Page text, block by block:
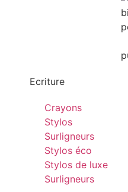
Ecriture
Crayons
Stylos
Surligneurs
Stylos éco
Stylos de luxe
Surligneurs